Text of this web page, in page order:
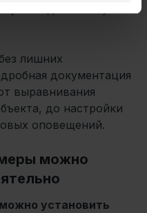
лишних
документация
выравнивания
до настройки
оповещений.
можно
установить